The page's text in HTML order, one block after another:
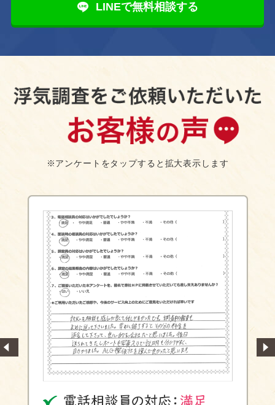
LINEで無料相談する
※アンケートをタップすると拡大表示します